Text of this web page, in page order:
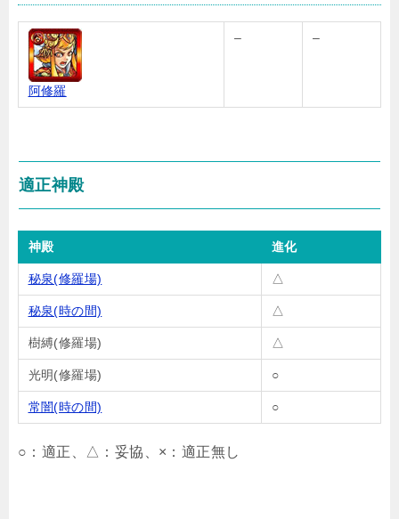
阿修羅
– –
適正神殿
神殿 進化
秘泉(修羅場) △
秘泉(時の間) △
樹縛(修羅場) △
光明(修羅場) ○
常闇(時の間) ○
○：適正、△：妥協、×：適正無し